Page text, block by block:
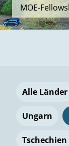
MOE-
Alle Länder
Ungarn